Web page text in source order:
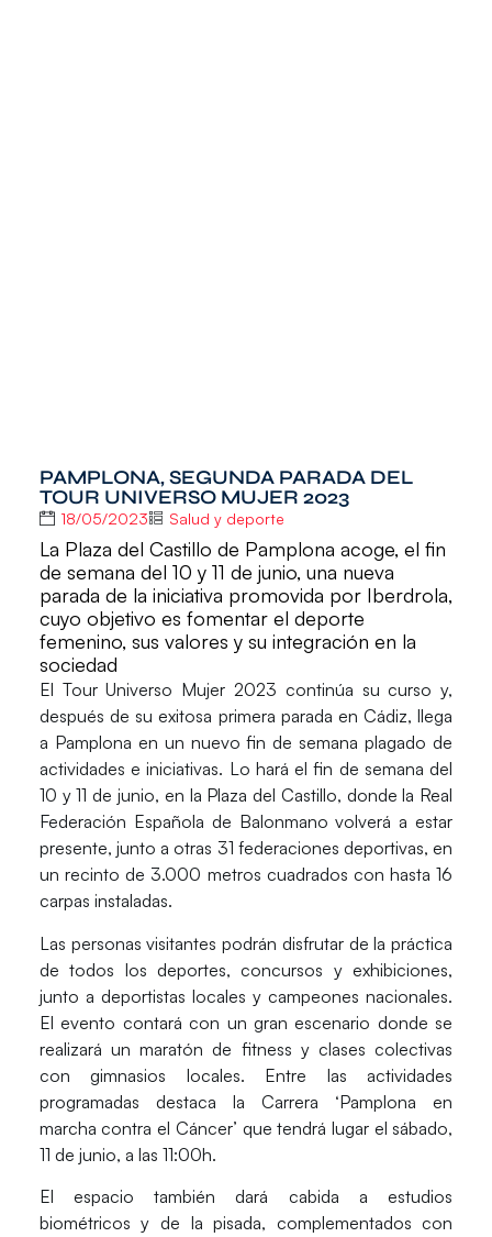
PAMPLONA, SEGUNDA PARADA DEL
TOUR UNIVERSO MUJER 2023
18/05/2023 Salud y deporte
La Plaza del Castillo de Pamplona acoge, el fin
de semana del 10 y 11 de junio, una nueva
parada de la iniciativa promovida por Iberdrola,
cuyo objetivo es fomentar el deporte
femenino, sus valores y su integración en la
sociedad
El Tour Universo Mujer 2023 continúa su curso y,
después de su exitosa primera parada enCádiz, llega
a Pamplona en un nuevo fin de semana plagado de
actividades e iniciativas. Lo hará el fin de semana del
10 y 11 de junio, en la Plaza del Castillo, donde la Real
Federación Española de Balonmanovolverá a estar
presente, junto a otras 31 federaciones deportivas, en
un recinto de 3.000 metros cuadrados con hasta 16
carpas instaladas.
Las personas visitantes podrán disfrutar de la práctica
de todos los deportes, concursos y exhibiciones,
junto a deportistas locales y campeones nacionales.
El evento contará con un gran escenario donde se
realizará un maratón de fitness y clases colectivas
con gimnasios locales. Entre las actividades
programadas destaca laCarrera ‘Pamplona en
marcha contra el Cáncer’ que tendrá lugar el sábado,
11 de junio, a las 11:00h.
El espacio también dará cabida a estudios
biométricos y de la pisada, complementados con